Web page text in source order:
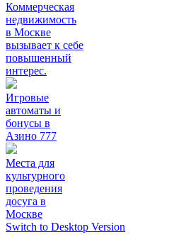
Коммерческая
недвижимость
в Москве
вызывает к себе
повышенный
интерес.
Игровые
автоматы и
бонусы в
Азино 777
Места для
культурного
проведения
досуга в
Москве
Switch to Desktop Version